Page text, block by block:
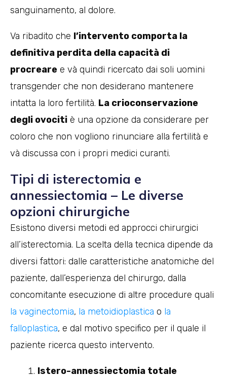
sanguinamento, al dolore.
Va ribadito che l’intervento comporta la
definitiva perdita della capacità di
procreare e và quindi ricercato dai soli uomini
transgender che non desiderano mantenere
intatta la loro fertilità. La crioconservazione
degli ovociti è una opzione da considerare per
coloro che non vogliono rinunciare alla fertilità e
và discussa con i propri medici curanti.
Tipi di isterectomia e
annessiectomia – Le diverse
opzioni chirurgiche
Esistono diversi metodi ed approcci chirurgici
all’isterectomia. La scelta della tecnica dipende da
diversi fattori: dalle caratteristiche anatomiche del
paziente, dall’esperienza del chirurgo, dalla
concomitante esecuzione di altre procedure quali
la vaginectomia, la metoidioplastica o la
falloplastica, e dal motivo specifico per il quale il
paziente ricerca questo intervento.
Istero-annessiectomia totale